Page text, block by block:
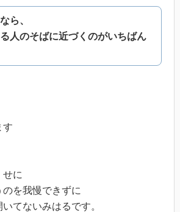
ら、
人のそばに近づくのがいちばん
す
せに
を我慢できずに
てないみはるです。